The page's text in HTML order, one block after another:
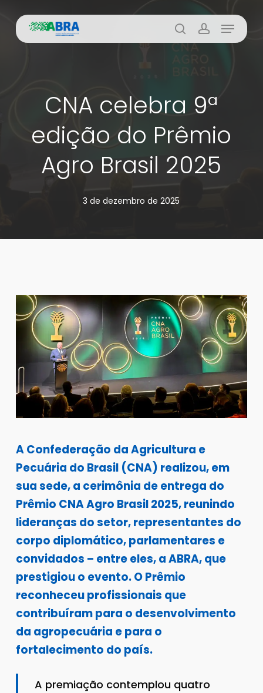
main
buscaaccount
Menu
CNA celebra 9ª
edição do Prêmio
Agro Brasil 2025
3 de dezembro de 2025
A Confederação da Agricultura e
Pecuária do Brasil (CNA) realizou, em
sua sede, a cerimônia de entrega do
Prêmio CNA Agro Brasil 2025, reunindo
lideranças do setor, representantes do
corpo diplomático, parlamentares e
convidados – entre eles, a ABRA, que
prestigiou o evento. O Prêmio
reconheceu profissionais que
contribuíram para o desenvolvimento
da agropecuária e para o
fortalecimento do país.
A premiação contemplou quatro